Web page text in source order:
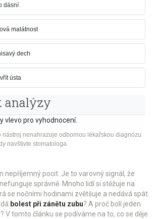
dásní
malátnost
dech
ústa
analýzy
vlevo pro vyhodnocení.
nástroj nenahrazuje odbornou lékařskou diagnózu.
navštivte stomatologa.
nepříjemný pocit. Je to varovný signál, že
správně. Mnoho lidí si stěžuje na
se nočními hodinami zvětšuje a nedává spát.
bolest při zánětu zubu? A proč bolí jeden
V tomto článku se podíváme na to, co se děje